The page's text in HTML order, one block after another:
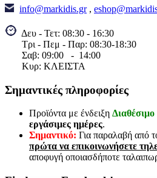
info@markidis.gr,
Δευ - Τετ: 08:30 - 16:30
Τρι - Πεμ - Παρ: 08:30-18:30
Σαβ: 09:00 - 14:00
Κυρ: ΚΛΕΙΣΤΑ
Σημαντικές πληροφορίες
Προϊόντα με ένδειξη Διαθέσιμο
εργάσιμες ημέρες.
Σημαντικό: Για παραλαβή από
πρώτα να επικοινωνήσετε
αποφυγή οποιασδήποτε